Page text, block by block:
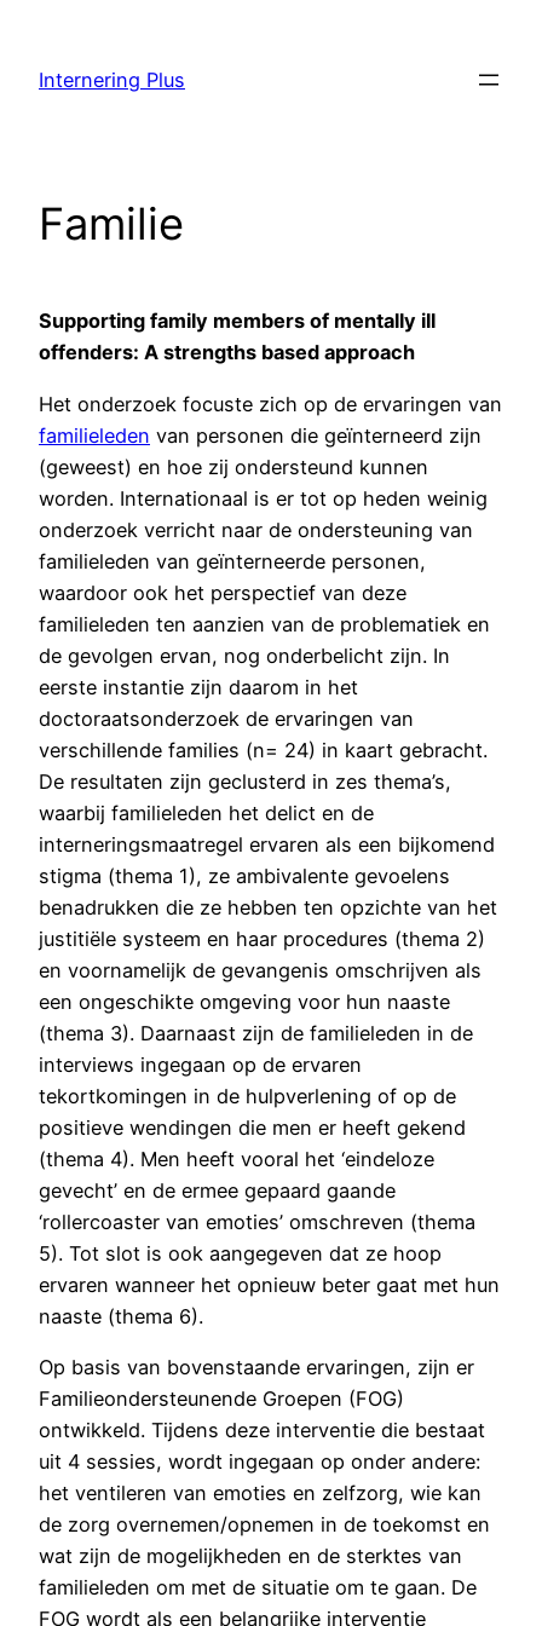
content
Internering Plus
Familie
Supporting family members of mentally ill
offenders: A strengths based approach
Het onderzoek focuste zich op de ervaringen van
familieleden van personen die geïnterneerd zijn
(geweest) en hoe zij ondersteund kunnen
worden. Internationaal is er tot op heden weinig
onderzoek verricht naar de ondersteuning van
familieleden van geïnterneerde personen,
waardoor ook het perspectief van deze
familieleden ten aanzien van de problematiek en
de gevolgen ervan, nog onderbelicht zijn. In
eerste instantie zijn daarom in het
doctoraatsonderzoek de ervaringen van
verschillende families (n= 24) in kaart gebracht.
De resultaten zijn geclusterd in zes thema’s,
waarbij familieleden het delict en de
interneringsmaatregel ervaren als een bijkomend
stigma (thema 1), ze ambivalente gevoelens
benadrukken die ze hebben ten opzichte van het
justitiële systeem en haar procedures (thema 2)
en voornamelijk de gevangenis omschrijven als
een ongeschikte omgeving voor hun naaste
(thema 3). Daarnaast zijn de familieleden in de
interviews ingegaan op de ervaren
tekortkomingen in de hulpverlening of op de
positieve wendingen die men er heeft gekend
(thema 4). Men heeft vooral het ‘eindeloze
gevecht’ en de ermee gepaard gaande
‘rollercoaster van emoties’ omschreven (thema
5). Tot slot is ook aangegeven dat ze hoop
ervaren wanneer het opnieuw beter gaat met hun
naaste (thema 6).
Op basis van bovenstaande ervaringen, zijn er
Familieondersteunende Groepen (FOG)
ontwikkeld. Tijdens deze interventie die bestaat
uit 4 sessies, wordt ingegaan op onder andere:
het ventileren van emoties en zelfzorg, wie kan
de zorg overnemen/opnemen in de toekomst en
wat zijn de mogelijkheden en de sterktes van
familieleden om met de situatie om te gaan. De
FOG wordt als een belangrijke interventie